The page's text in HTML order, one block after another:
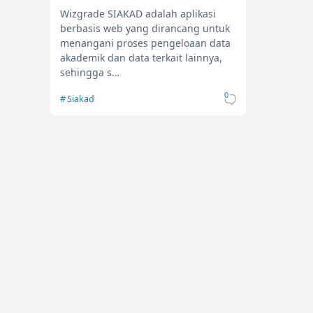
Wizgrade SIAKAD adalah aplikasi
berbasis web yang dirancang untuk
menangani proses pengeloaan data
akademik dan data terkait lainnya,
sehingga s…
Siakad 0